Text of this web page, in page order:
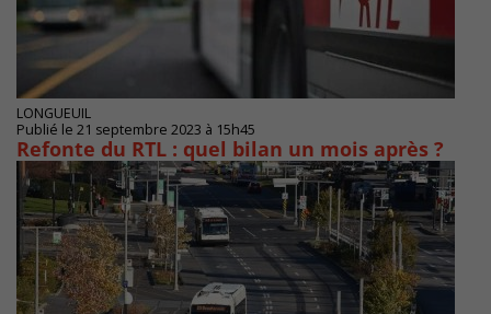
LONGUEUIL
Publié le 21 septembre 2023 à 15h45
Refonte du RTL : quel bilan un mois après ?